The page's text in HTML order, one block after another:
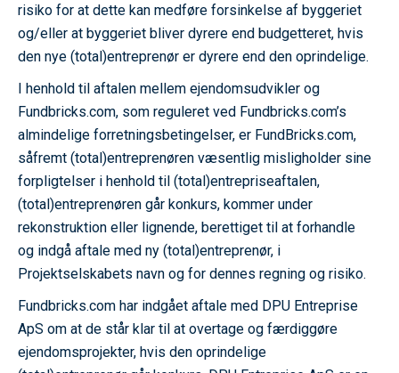
risiko for at dette kan medføre forsinkelse af byggeriet
og/eller at byggeriet bliver dyrere end budgetteret, hvis
den nye (total)entreprenør er dyrere end den oprindelige.
I henhold til aftalen mellem ejendomsudvikler og
Fundbricks.com, som reguleret ved Fundbricks.com’s
almindelige forretningsbetingelser, er FundBricks.com,
såfremt (total)entreprenøren væsentlig misligholder sine
forpligtelser i henhold til (total)entrepriseaftalen,
(total)entreprenøren går konkurs, kommer under
rekonstruktion eller lignende, berettiget til at forhandle
og indgå aftale med ny (total)entreprenør, i
Projektselskabets navn og for dennes regning og risiko.
Fundbricks.com har indgået aftale med DPU Entreprise
ApS om at de står klar til at overtage og færdiggøre
ejendomsprojekter, hvis den oprindelige